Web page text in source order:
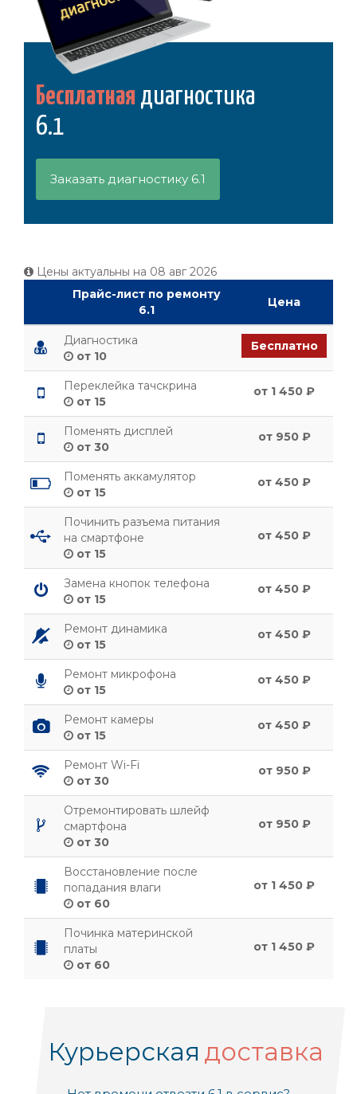
Бесплатная диагностика
6.1
Заказать диагностику 6.1
Цены актуальны на 08 авг 2026
Прайс-лист по ремонту
6.1
Цена
Диагностика
от 10
Бесплатно
Переклейка тачскрина
от 15
от 1 450 ₽
Поменять дисплей
от 30
от 950 ₽
Поменять аккамулятор
от 15
от 450 ₽
Починить разъема питания
на смартфоне
от 15
от 450 ₽
Замена кнопок телефона
от 15
от 450 ₽
Ремонт динамика
от 15
от 450 ₽
Ремонт микрофона
от 15
от 450 ₽
Ремонт камеры
от 15
от 450 ₽
Ремонт Wi-Fi
от 30
от 950 ₽
Отремонтировать шлейф
смартфона
от 30
от 950 ₽
Восстановление после
попадания влаги
от 60
от 1 450 ₽
Починка материнской
платы
от 60
от 1 450 ₽
Курьерская доставка